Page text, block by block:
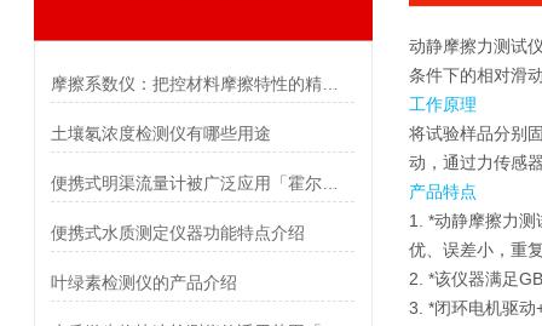
土壤氡浓度检测仪有哪些用途
便携式水质测定仪器功能特点介绍
叶绿素检测仪的产品介绍
动静摩擦力测试
条件下的相对滑
工作原理
将试验样品分别
动，通过力传感
产品特点
1. *动静摩擦力测
优、误差小，重
2. *该仪器满足
3. *闭环电机驱动